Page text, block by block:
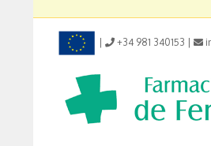
+34 981 340153